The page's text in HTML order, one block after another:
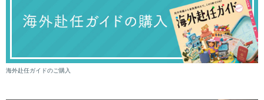
海外赴任ガイドのご購入